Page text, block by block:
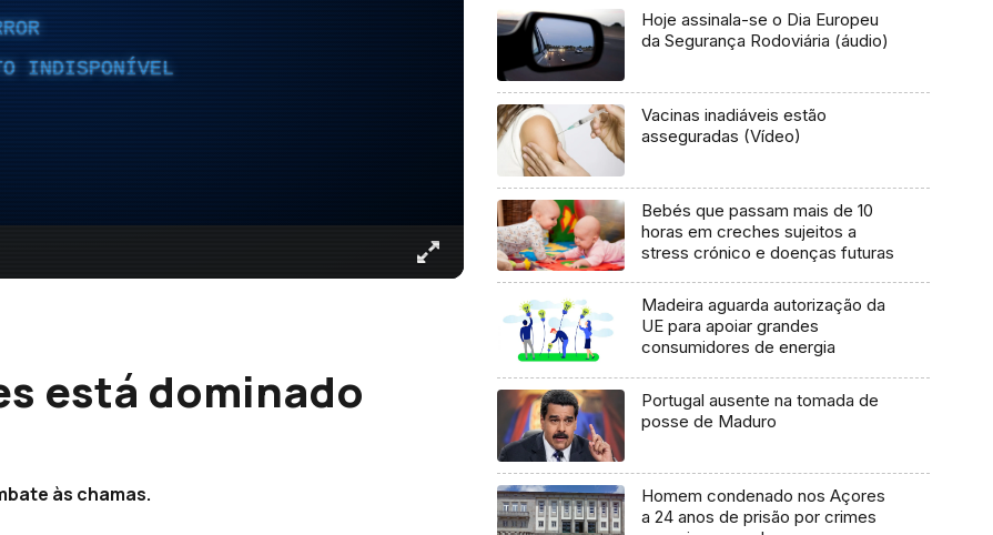
INDISPONÍVEL
está dominado
às chamas.
Hoje assinala-se o Dia Europeu
da Segurança Rodoviária (áudio)
Vacinas inadiáveis estão
asseguradas (Vídeo)
Bebés que passam mais de 10
horas em creches sujeitos a
stress crónico e doenças futuras
Madeira aguarda autorização da
UE para apoiar grandes
consumidores de energia
Portugal ausente na tomada de
posse de Maduro
Homem condenado nos Açores
a 24 anos de prisão por crimes